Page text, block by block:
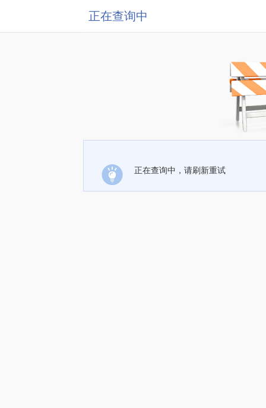
正在查询中
正在查询中，请刷新重试